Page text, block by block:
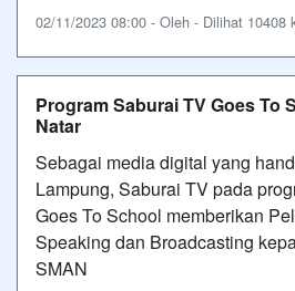
02/11/2023 08:00 - Oleh - Dilihat 10408
Program Saburai TV Goes To
Natar
Sebagai media digital yang
Lampung, Saburai TV pada
Goes To School memberikan
Speaking dan Broadcasting
SMAN